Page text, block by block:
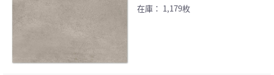
在庫： 1,179枚